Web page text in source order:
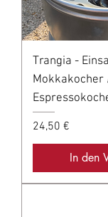
Trangia -
Mokkakocher
Preis
24,50 €
In den